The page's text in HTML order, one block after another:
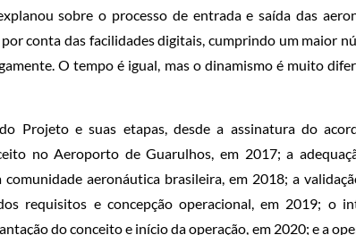
sobre o processo de entrada e saída das
conta das facilidades digitais, cumprindo um maior
O tempo é igual, mas o dinamismo é muito
Projeto e suas etapas, desde a assinatura do
no Aeroporto de Guarulhos, em 2017; a
aeronáutica brasileira, em 2018; a
requisitos e concepção operacional, em 2019; o
do conceito e início da operação, em 2020; e a